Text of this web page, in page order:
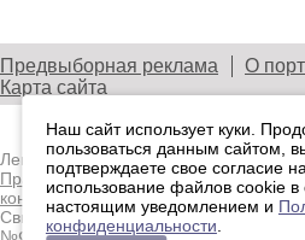
Предвыборная реклама О
Карта сайта
портал
Ленобласти и Северо-Западного
Правила использования содержания
конфиденциальности.
Свидетельство о регистрации
Наш сайт использует куки.
пользоваться данным сайтом,
подтверждаете свое согласие на
использование файлов cookie в
настоящим уведомлением и
конфиденциальности